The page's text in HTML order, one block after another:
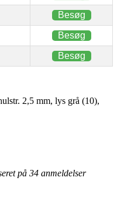
Besøg
Besøg
Besøg
2,5 mm, lys grå (10),
på 34 anmeldelser